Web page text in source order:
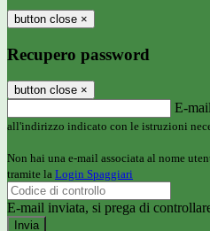
button close ×
Recupero password
button close ×
E-mail
all'indirizzo indicato con le istruzioni
Non hai una e-mail associata al nome
tramite la Login Spaggiari
E-mail inviata, si prega di